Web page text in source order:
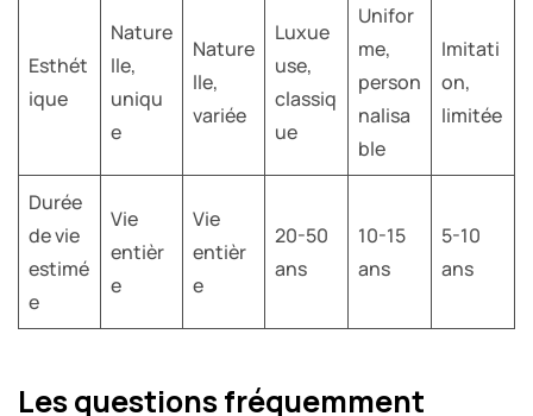
Esthét
ique
Nature
lle,
uniqu
e
Nature
lle,
variée
Luxue
use,
classiq
ue
Unifor
me,
person
nalisa
ble
Imitati
on,
limitée
Durée
de vie
estimé
e
Vie
entièr
e
Vie
entièr
e
20-50
ans
10-15
ans
5-10
ans
Les questions fréquemment